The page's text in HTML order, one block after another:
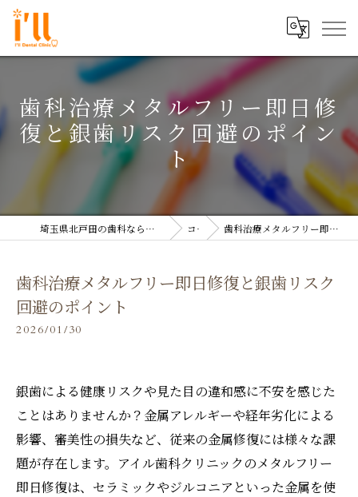
歯科治療メタルフリー即日修
復と銀歯リスク回避のポイン
ト
埼玉県北戸田の歯科なら医療法人双島会 アイル歯科クリニック コラム 歯科治療メタルフリー即日修復と銀歯リスク回避のポイント
歯科治療メタルフリー即日修復と銀歯リスク
回避のポイント
2026/01/30
銀歯による健康リスクや見た目の違和感に不安を感じた
ことはありませんか？金属アレルギーや経年劣化による
影響、審美性の損失など、従来の金属修復には様々な課
題が存在します。アイル歯科クリニックのメタルフリー
即日修復は、セラミックやジルコニアといった金属を使